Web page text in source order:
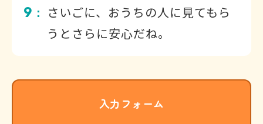
9 ：
さいごに、おうちの人に見てもら
うとさらに安心だね。
入力フォーム